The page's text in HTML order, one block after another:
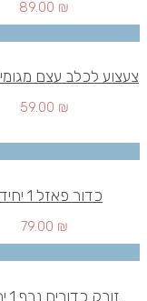
89.00 ₪
צעצוע לכלב עצם מגומי 1 יחידות
59.00 ₪
כדור פאזל 1 יחידות
79.00 ₪
זורק כדורים נרף 1 יחידות